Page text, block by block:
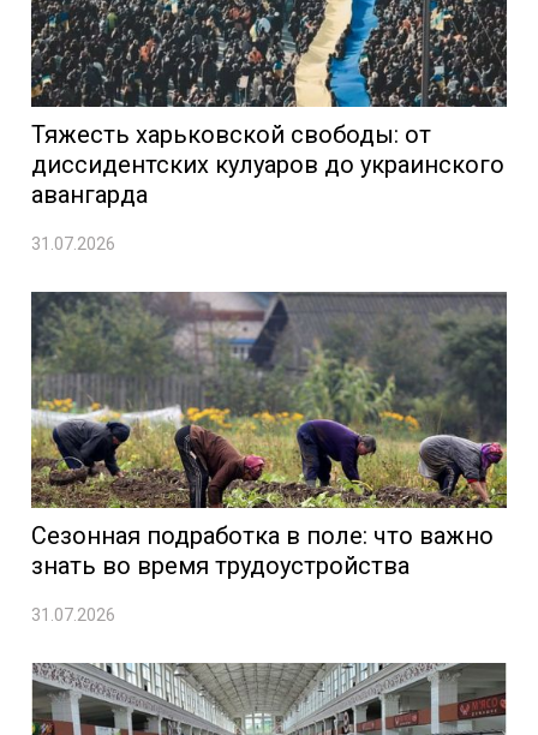
Тяжесть харьковской свободы: от
диссидентских кулуаров до украинского
авангарда
31.07.2026
Сезонная подработка в поле: что важно
знать во время трудоустройства
31.07.2026